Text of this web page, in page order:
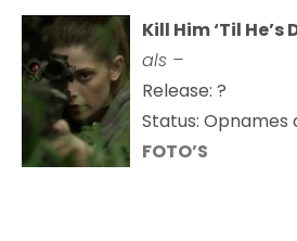
Kill Him ‘Til
als –
Release: ?
Status: Opnames
FOTO’S